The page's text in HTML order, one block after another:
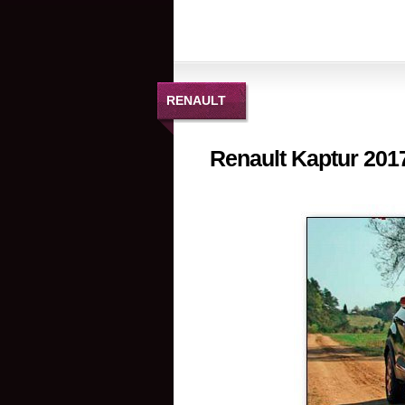
RENAULT
Renault Kaptur